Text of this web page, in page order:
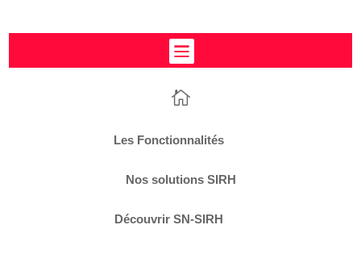


Les Fonctionnalités
Nos solutions SIRH
Découvrir SN-SIRH